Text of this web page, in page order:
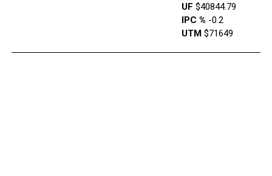
UF $40844.79
IPC % -0.2
UTM$71649